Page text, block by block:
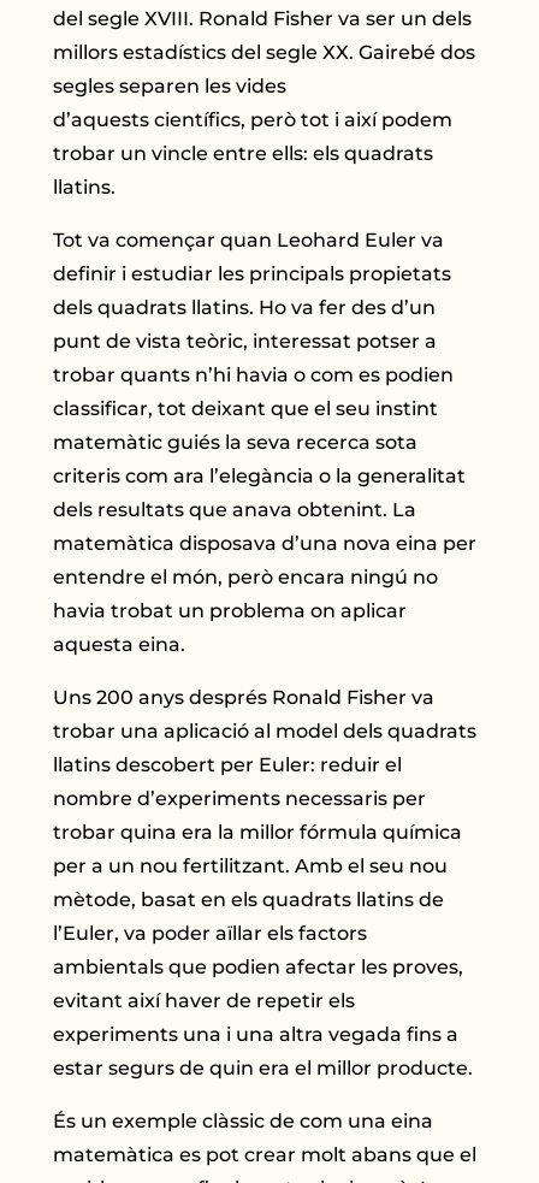
del segle XVIII. Ronald Fisher va ser un dels
millors estadístics del segle XX. Gairebé dos
segles separen les vides
d’aquests científics, però tot i així podem
trobar un vincle entre ells: els quadrats
llatins.
Tot va començar quan Leohard Euler va
definir i estudiar les principals propietats
dels quadrats llatins. Ho va fer des d’un
punt de vista teòric, interessat potser a
trobar quants n’hi havia o com es podien
classificar, tot deixant que el seu instint
matemàtic guiés la seva recerca sota
criteris com ara l’elegància o la generalitat
dels resultats que anava obtenint. La
matemàtica disposava d’una nova eina per
entendre el món, però encara ningú no
havia trobat un problema on aplicar
aquesta eina.
Uns 200 anys després Ronald Fisher va
trobar una aplicació al model dels quadrats
llatins descobert per Euler: reduir el
nombre d’experiments necessaris per
trobar quina era la millor fórmula química
per a un nou fertilitzant. Amb el seu nou
mètode, basat en els quadrats llatins de
l’Euler, va poder aïllar els factors
ambientals que podien afectar les proves,
evitant així haver de repetir els
experiments una i una altra vegada fins a
estar segurs de quin era el millor producte.
És un exemple clàssic de com una eina
matemàtica es pot crear molt abans que el